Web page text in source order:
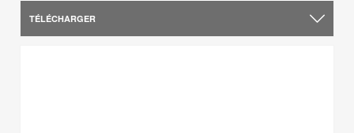
TÉLÉCHARGER